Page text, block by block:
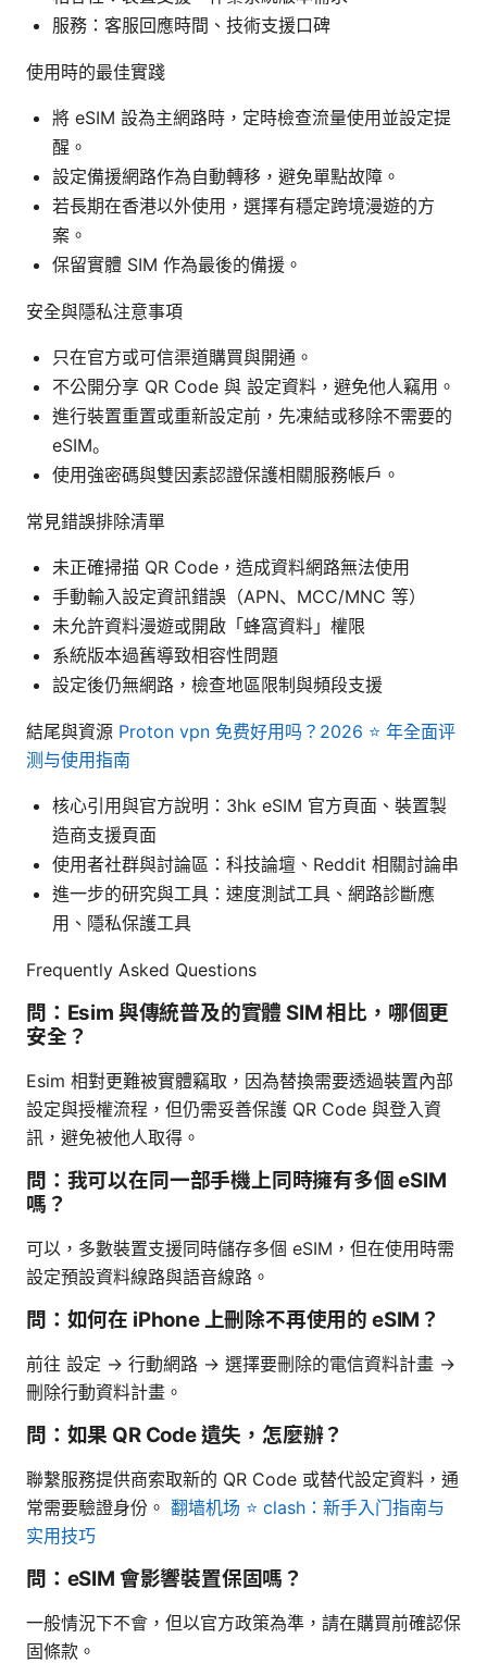
服務：客服回應時間、技術支援口碑
使用時的最佳實踐
將 eSIM 設為主網路時，定時檢查流量使用並設定提
醒。
設定備援網路作為自動轉移，避免單點故障。
若長期在香港以外使用，選擇有穩定跨境漫遊的方
案。
保留實體 SIM 作為最後的備援。
安全與隱私注意事項
只在官方或可信渠道購買與開通。
不公開分享 QR Code 與 設定資料，避免他人竊用。
進行裝置重置或重新設定前，先凍結或移除不需要的
eSIM。
使用強密碼與雙因素認證保護相關服務帳戶。
常見錯誤排除清單
未正確掃描 QR Code，造成資料網路無法使用
手動輸入設定資訊錯誤（APN、MCC/MNC 等）
未允許資料漫遊或開啟「蜂窩資料」權限
系統版本過舊導致相容性問題
設定後仍無網路，檢查地區限制與頻段支援
結尾與資源 Proton vpn 免费好用吗？2026 ⭐ 年全面评
测与使用指南
核心引用與官方說明：3hk eSIM 官方頁面、裝置製
造商支援頁面
使用者社群與討論區：科技論壇、Reddit 相關討論串
進一步的研究與工具：速度測試工具、網路診斷應
用、隱私保護工具
Frequently Asked Questions
問：Esim 與傳統普及的實體 SIM 相比，哪個更
安全？
Esim 相對更難被實體竊取，因為替換需要透過裝置內部
設定與授權流程，但仍需妥善保護 QR Code 與登入資
訊，避免被他人取得。
問：我可以在同一部手機上同時擁有多個 eSIM
嗎？
可以，多數裝置支援同時儲存多個 eSIM，但在使用時需
設定預設資料線路與語音線路。
問：如何在 iPhone 上刪除不再使用的 eSIM？
前往 設定 → 行動網路 → 選擇要刪除的電信資料計畫 →
刪除行動資料計畫。
問：如果 QR Code 遺失，怎麼辦？
聯繫服務提供商索取新的 QR Code 或替代設定資料，通
常需要驗證身份。 翻墙机场 ⭐ clash：新手入门指南与
实用技巧
問：eSIM 會影響裝置保固嗎？
一般情況下不會，但以官方政策為準，請在購買前確認保
固條款。